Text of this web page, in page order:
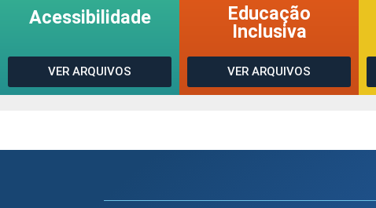
Acessibilidade
VER ARQUIVOS
Educação
Inclusiva
VER ARQUIVOS